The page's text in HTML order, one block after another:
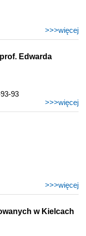
>>>więcej
Edwarda
93
>>>więcej
>>>więcej
w Kielcach